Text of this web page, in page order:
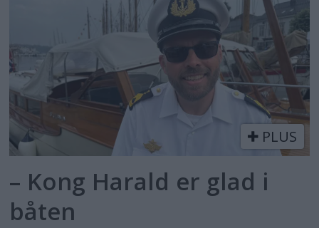
PLUS
– Kong Harald er glad i
båten